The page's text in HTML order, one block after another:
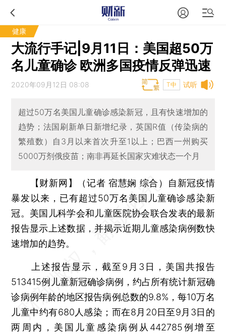
健康
大流行手记|9月11日：美国超50万
名儿童确诊 欧洲多国疫情反弹迅速
试听
2020年09月12日 08:08 T中
超过50万名美国儿童确诊感染新冠，且有快速增加的
趋势；法国刷新单日新增纪录，英国R值（传染病的
繁殖数）自3月以来首次升至1以上；巴西一州购买
5000万剂俄疫苗；南非再延长国家灾难状态一个月
【财新网】（记者 宿慧娴 综合）
自新冠疫情
暴发以来，已有超过50万名美国儿童确诊感染新
冠。美国儿科学会和儿童医院协会联合发表的最新
报告显示上述数据，并揭示近期儿童感染病例数快
速增加的趋势。
上述报告显示，截至9月3日，美国共报告
513415例儿童新冠确诊病例，约占所有统计新冠确
诊病例年龄的地区报告病例总数的9.8%，每10万名
儿童中约有680人感染；而在8月20日至9月3日的
两周内，美国儿童感染病例从442785例增至